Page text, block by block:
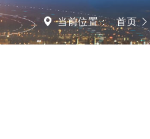
当前位置： 首页